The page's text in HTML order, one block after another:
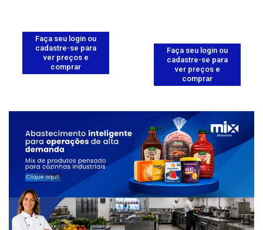
Faça seu login ou
cadastre-se para
ver preços e
comprar
Faça seu login ou
cadastre-se para
ver preços e
comprar